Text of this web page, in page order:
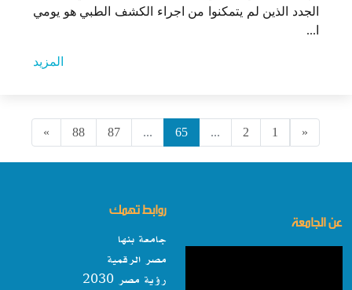
الجدد الذين لم يتمكنوا من اجراء الكشف الطبي هو يومي
ا...
المزيد
«
1
2
...
65
...
87
88
»
عن الجامعة
روابط تهمك
جامعة بنها
مصر الرقمية
رؤية مصر 2030